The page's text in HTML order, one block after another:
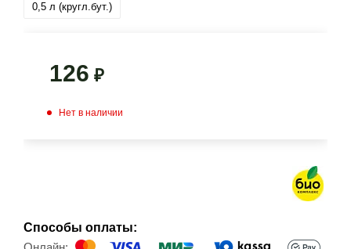
0,5 л (кругл.бут.)
126 ₽
Нет в наличии
Способы оплаты: